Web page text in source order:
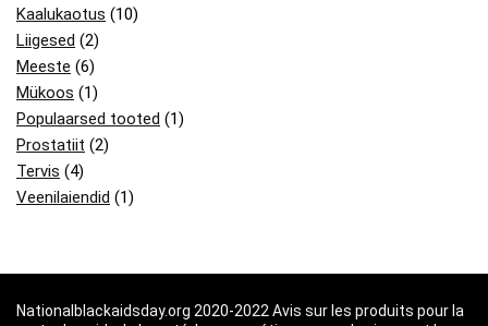
Kaalukaotus (10)
Liigesed (2)
Meeste (6)
Mükoos (1)
Populaarsed tooted (1)
Prostatiit (2)
Tervis (4)
Veenilaiendid (1)
Nationalblackaidsday.org 2020-2022 Avis sur les produits pour la